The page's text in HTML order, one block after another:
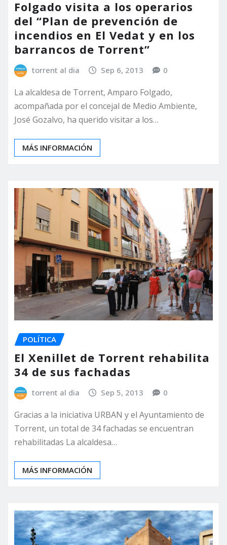
Folgado visita a los operarios
del “Plan de prevención de
incendios en El Vedat y en los
barrancos de Torrent”
torrent al dia Sep 6, 2013 0
La alcaldesa de Torrent, Amparo Folgado,
acompañada por el concejal de Medio Ambiente,
José Gozalvo, ha querido visitar a los…
MÁS INFORMACIÓN
POLÍTICA
El Xenillet de Torrent rehabilita
34 de sus fachadas
torrent al dia Sep 5, 2013 0
Gracias a la iniciativa URBAN y el Ayuntamiento de
Torrent, un total de 34 fachadas se encuentran
rehabilitadas La alcaldesa…
MÁS INFORMACIÓN